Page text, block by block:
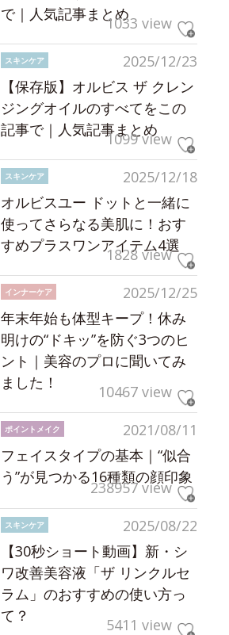
で｜人気記事まとめ1033 view
2025/12/23
スキンケア
【保存版】オルビス ザ クレン
ジングオイルのすべてをこの
記事で｜人気記事まとめ
1099 view
2025/12/18
スキンケア
オルビスユー ドットと一緒に
使ってさらなる美肌に！おす
すめプラスワンアイテム4選
1828 view
2025/12/25
インナーケア
年末年始も体型キープ！休み
明けの“ドキッ”を防ぐ3つのヒ
ント｜美容のプロに聞いてみ
ました！
10467 view
2021/08/11
ポイントメイク
フェイスタイプの基本｜“似合
う”が見つかる16種類の顔印象
238957 view
2025/08/22
スキンケア
【30秒ショート動画】新・シ
ワ改善美容液「ザ リンクルセ
ラム」のおすすめの使い方っ
て？
5411 view